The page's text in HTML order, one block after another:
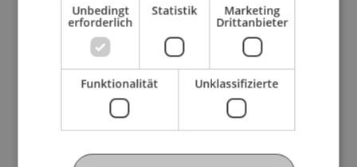
Gesetzesvorlage
Vorstellung des neuen Gesetzes; bisherige
Erfahrungen; Praxisbezug.
Referent: Michael Hassler, Baumeister Ing.,
Vaduz, Paul Kaiser, Amt für Volkswirtschaft
2. Teil:SUVA und Aufgabenstellung
Sensibilisierung der Arbeitssicherheit auf der
Unbedingt
erforderlich
Statistik Marketing
Drittanbieter
Funktionalität Unklassifizierte